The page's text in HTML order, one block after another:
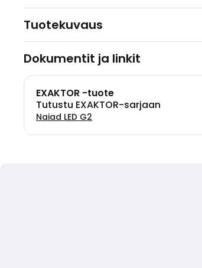
Tuotekuvaus
Dokumentit ja linkit
EXAKTOR -tuote
Tutustu EXAKTOR-sarjaan
Naiad LED G2